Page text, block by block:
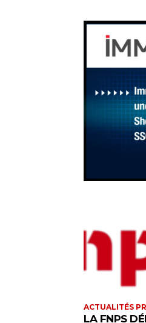
ACTUALITÉS
LA FNPS